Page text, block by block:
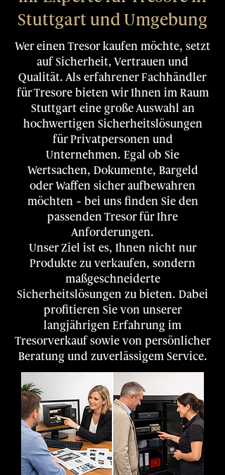
Stuttgart und Umgebung
Wer einen Tresor kaufen möchte, setzt
auf Sicherheit, Vertrauen und
Qualität. Als erfahrener Fachhändler
für Tresore bieten wir Ihnen im Raum
Stuttgart eine große Auswahl an
hochwertigen Sicherheitslösungen
für Privatpersonen und
Unternehmen. Egal ob Sie
Wertsachen, Dokumente, Bargeld
oder Waffen sicher aufbewahren
möchten – bei uns finden Sie den
passenden Tresor für Ihre
Anforderungen.
Unser Ziel ist es, Ihnen nicht nur
Produkte zu verkaufen, sondern
maßgeschneiderte
Sicherheitslösungen zu bieten. Dabei
profitieren Sie von unserer
langjährigen Erfahrung im
Tresorverkauf sowie von persönlicher
Beratung und zuverlässigem Service.